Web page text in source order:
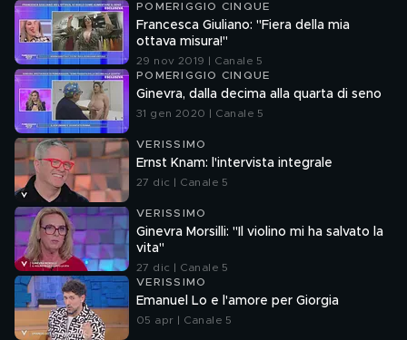
POMERIGGIO CINQUE
Francesca Giuliano: "Fiera della mia
ottava misura!"
29 nov 2019 | Canale 5
POMERIGGIO CINQUE
Ginevra, dalla decima alla quarta di seno
31 gen 2020 | Canale 5
VERISSIMO
Ernst Knam: l'intervista integrale
27 dic | Canale 5
VERISSIMO
Ginevra Morsilli: "Il violino mi ha salvato la
vita"
27 dic | Canale 5
VERISSIMO
Emanuel Lo e l'amore per Giorgia
05 apr | Canale 5